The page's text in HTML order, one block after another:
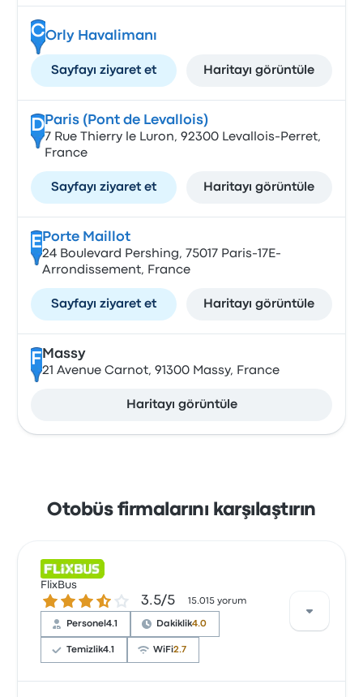
COrly Havalimanı
Sayfayı ziyaret et Haritayı görüntüle
DParis (Pont de Levallois)
7 Rue Thierry le Luron, 92300 Levallois-Perret,
France
Sayfayı ziyaret et Haritayı görüntüle
E Porte Maillot
24 Boulevard Pershing, 75017 Paris-17E-
Arrondissement, France
Sayfayı ziyaret et Haritayı görüntüle
F Massy
21 Avenue Carnot, 91300 Massy, France
Haritayı görüntüle
Otobüs firmalarını karşılaştırın
FlixBus
3.5 üzerinden 5 yıldız
3.5/5 15.015 yorum
Personel4.1 Dakiklik4.0
Temizlik4.1 WiFi2.7